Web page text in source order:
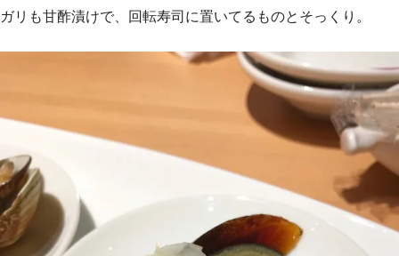
ガリも甘酢漬けで、回転寿司に置いてるものとそっくり。